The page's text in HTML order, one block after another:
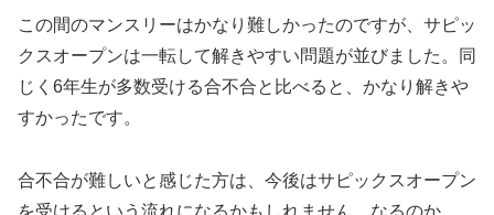
この間のマンスリーはかなり難しかったのですが、サピッ
クスオープンは一転して解きやすい問題が並びました。同
じく6年生が多数受ける合不合と比べると、かなり解きや
すかったです。
合不合が難しいと感じた方は、今後はサピックスオープン
を受けるという流れになるかもしれません。なるのか